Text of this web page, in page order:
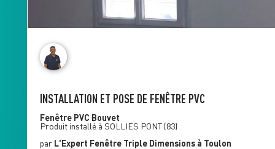
INSTALLATION ET POSE DE FENÊTRE PVC
Fenêtre PVC Bouvet
Produit installé à SOLLIES PONT (83)
par L'Expert Fenêtre Triple Dimensions à Toulon